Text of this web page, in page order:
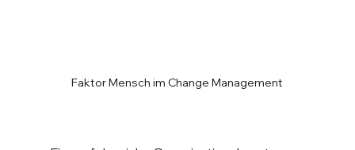
Faktor Mensch im Change Management